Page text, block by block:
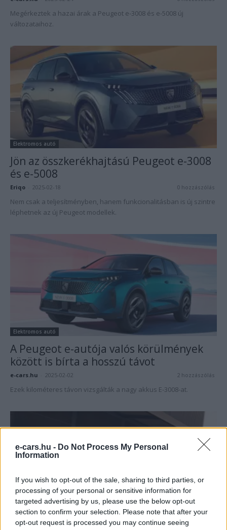
e-cars.hu - Do Not Process My Personal
Information
If you wish to opt-out of the sale, sharing to third parties, or
processing of your personal or sensitive information for
targeted advertising by us, please use the below opt-out
section to confirm your selection. Please note that after your
opt-out request is processed you may continue seeing
Megérkeztek a hazai árak a Peugeot e-3008 és e-5008 új
változataihoz.
Elektromos autó
Jön az összkerékhajtású Peugeot e-3008
és e-5008
Eriqo 2025-02-18 0 hozzászólás
Nem csak a teljesítményben, hanem funkcionalitásban is új szintre
léphetnek az új Peugeot modellek.
Elektromos autó
A Peugeot e-autója valós körülmények
között is bírta a hosszú távot
e-cars.hu 2025-02-02 2 hozzászólás
Ezek kilométeres távon vizsgálták a nagy akkus E-3008-at.
Elektromos autó
Megérkezett a tisztán elektromos